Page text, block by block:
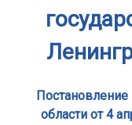
области от 4